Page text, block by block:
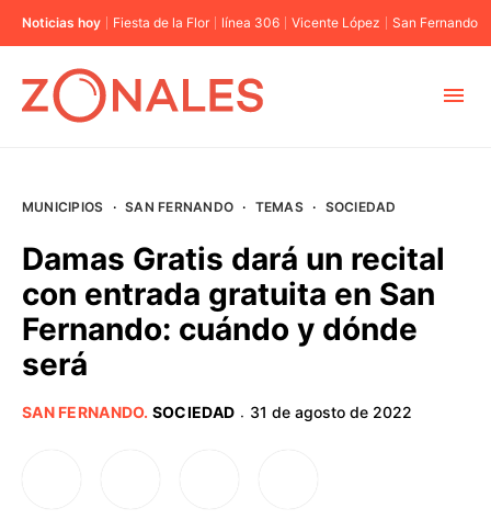
Noticias hoy Fiesta de la Flor línea 306 Vicente López San Fernando
BUENOS AIRES
PROVINCIAS
MUNICIPIOS · SAN FERNANDO · TEMAS · SOCIEDAD
Damas Gratis dará un recital
con entrada gratuita en San
Fernando: cuándo y dónde
será
SAN FERNANDO. SOCIEDAD · 31 de agosto de 2022